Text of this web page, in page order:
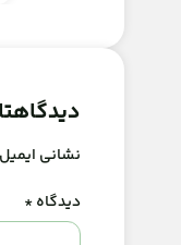
نشانی
دیدگاه*